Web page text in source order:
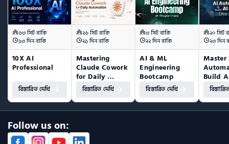
৬৩ সিট বাকি
১৩ দিন বাকি
10X AI
Professional
বিস্তারিত দেখি
২৬ সিট বাকি
২১ দিন বাকি
Mastering
Claude Cowork
for Daily
Automation
বিস্তারিত দেখি
৩ সিট বাকি
২২ দিন বাকি
AI & ML
Engineering
Bootcamp
বিস্তারিত দেখি
২০ সিট
২৩ দিন
Master
Build
(No
Follow us on: